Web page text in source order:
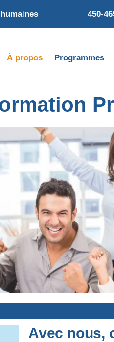
450-
À propos Programmes
Avec nous,